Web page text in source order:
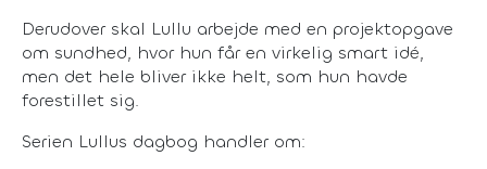
Derudover skal Lullu arbejde med en projektopgave
om sundhed, hvor hun får en virkelig smart idé,
men det hele bliver ikke helt, som hun havde
forestillet sig.
Serien Lullus dagbog handler om: